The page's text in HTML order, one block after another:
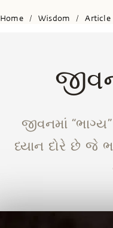
Home / Wisdom / Article
જીવનમાં
ધ્યાન દોરે છે જે